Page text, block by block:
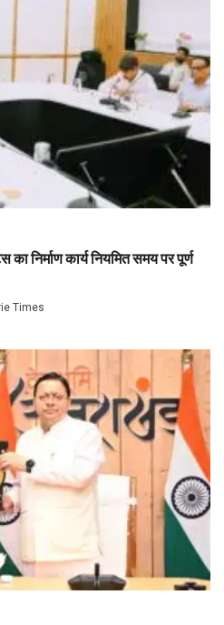
निर्माण कार्य नियमित समय पर पूर्ण
Times